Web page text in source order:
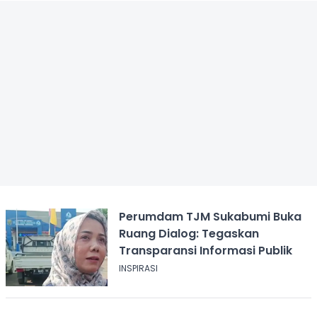
Perumdam TJM Sukabumi Buka
Ruang Dialog: Tegaskan
Transparansi Informasi Publik
INSPIRASI